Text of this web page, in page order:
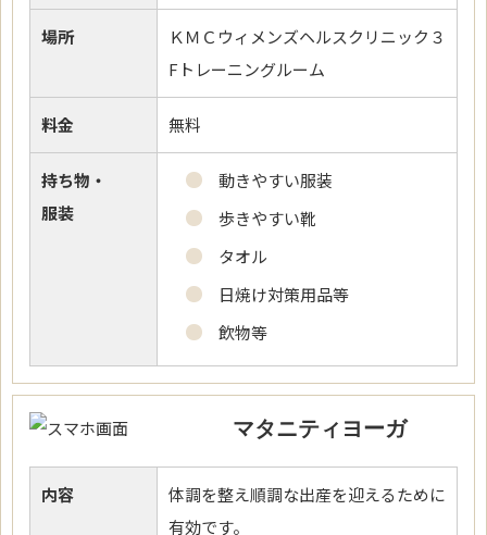
場所
ＫＭＣウィメンズヘルスクリニック３
Fトレーニングルーム
料金 無料
持ち物・
服装
動きやすい服装
歩きやすい靴
タオル
日焼け対策用品等
飲物等
マタニティヨーガ
内容
体調を整え順調な出産を迎えるために
有効です。